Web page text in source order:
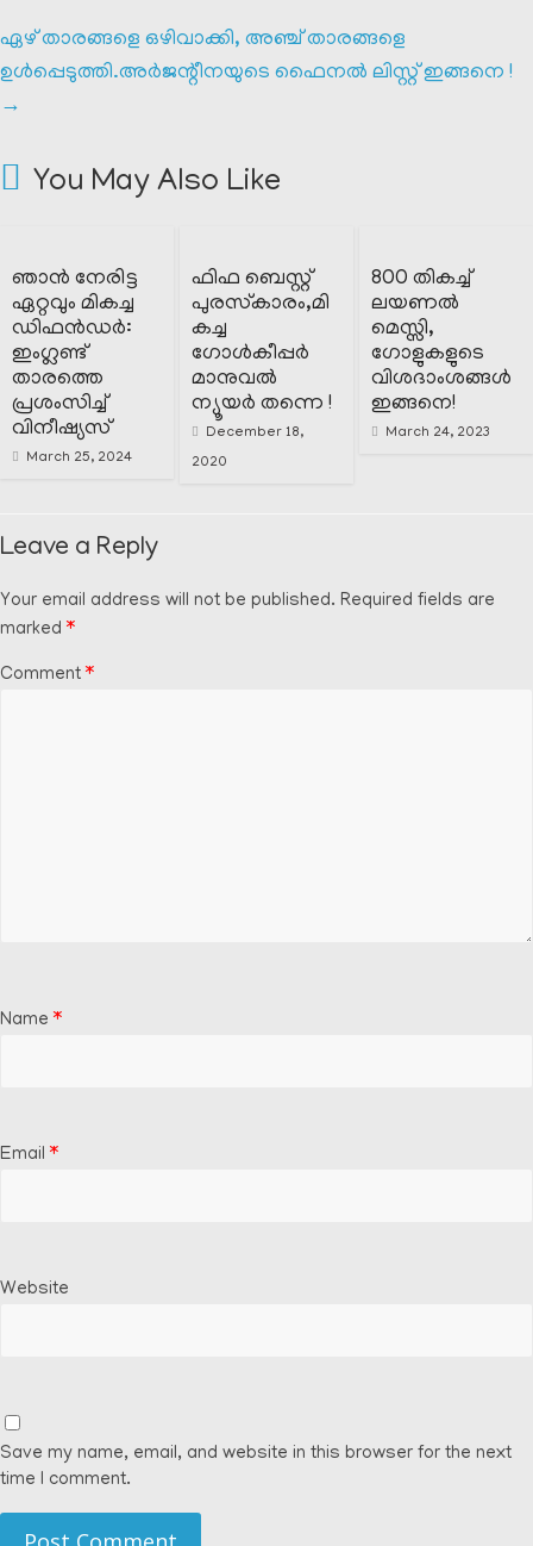
ഏഴ് താരങ്ങളെ ഒഴിവാക്കി, അഞ്ച് താരങ്ങളെ
ഉൾപ്പെടുത്തി.അർജന്റീനയുടെ ഫൈനൽ ലിസ്റ്റ് ഇങ്ങനെ !
→
You May Also Like
ഞാൻ നേരിട്ട
ഏറ്റവും മികച്ച
ഡിഫൻഡർ:
ഇംഗ്ലണ്ട്
താരത്തെ
പ്രശംസിച്ച്
വിനീഷ്യസ്
March 25, 2024
ഫിഫ ബെസ്റ്റ്
പുരസ്‌കാരം,മി
കച്ച
ഗോൾകീപ്പർ
മാനുവൽ
ന്യൂയർ തന്നെ !
December 18,
2020
800 തികച്ച്
ലയണൽ
മെസ്സി,
ഗോളുകളുടെ
വിശദാംശങ്ങൾ
ഇങ്ങനെ!
March 24, 2023
Leave a Reply
Your email address will not be published. Required fields are
marked *
Comment *
Name *
Email *
Website
Save my name, email, and website in this browser for the next
time I comment.